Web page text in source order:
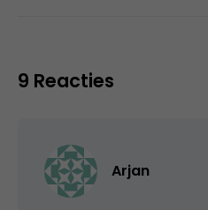
9 Reacties
Arjan